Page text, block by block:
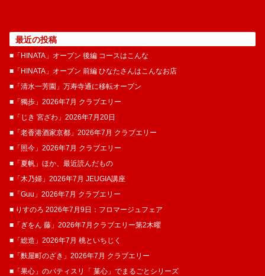
最近の投稿
■「HINATA」オープン 後編 コースはこんな
■「HINATA」オープン 前編 ひなたさんはこんなお店
■「清水一芳園」万寿寺通に移転オープン
■「獨歩」2026年7月 クラブエリー
■「じき 宮ざわ」2026年7月20日
■「老香港酒家京都」2026年7月 クラブエリー
■「照今」2026年7月 クラブエリー
■「夏帆」ほか、最近読んだもの
■「木乃婦」2026年7月 JEUGIA講座
■「Guu」2026年7月 クラブエリー
■ りすのろ 2026年7月9日：フロマージュフェア
■「ぎをん 藤」2026年7月クラブエリー第2木曜
■「総造」2026年7月 桃といちじく
■「麩屋町のざき」2026年7月 クラブエリー
■「果心」のパティスリ「 菓​心」でまるごとシリーズ